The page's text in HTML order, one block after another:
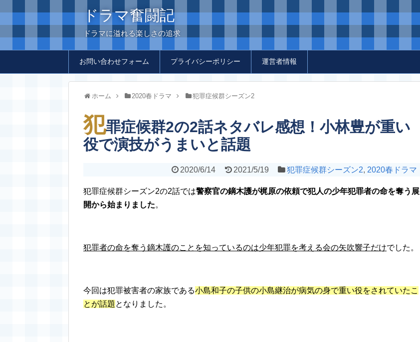
ドラマ奮闘記
ドラマに溢れる楽しさの追求
お問い合わせフォーム プライバシーポリシー 運営者情報
ホーム 2020春ドラマ 犯罪症候群シーズン2
犯罪症候群2の2話ネタバレ感想！小林豊が重い
役で演技がうまいと話題
2020/6/14 2021/5/19 犯罪症候群シーズン2, 2020春ドラマ
犯罪症候群シーズン2の2話では警察官の鏑木護が梶原の依頼で犯人の少年犯罪者の命を奪う展
開から始まりました。
犯罪者の命を奪う鏑木護のことを知っているのは少年犯罪を考える会の矢吹響子だけでした。
今回は犯罪被害者の家族である小島和子の子供の小島継治が病気の身で重い役をされていたこ
とが話題 となりました。